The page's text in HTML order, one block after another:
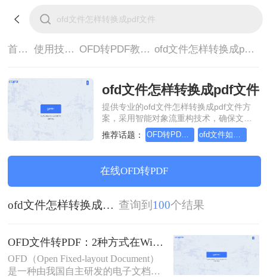
首页> 使用技巧> OFD转PDF教程> ofd文件怎样转换成pdf文件
ofd文件怎样转换成pdf文件
提供专业的ofd文件怎样转换成pdf文件方
案，采用智能对象流重构技术，确保文档
1:1高保真还原且排版不乱码。支持一键批
量处理，全链路 SSL 加密保障隐私安全。
无需安装，高效办公。
推荐话题： OFD转PDF怎么操作 ofd文件如何转pdf
在线OFD转PDF
ofd文件怎样转换成pdf文件 查询到 100个结果
OFD文件转PDF：2种方式在Windows和Mac上的操作差异！
OFD（Open Fixed-layout Document）
是一种由我国自主研发的电子文档格